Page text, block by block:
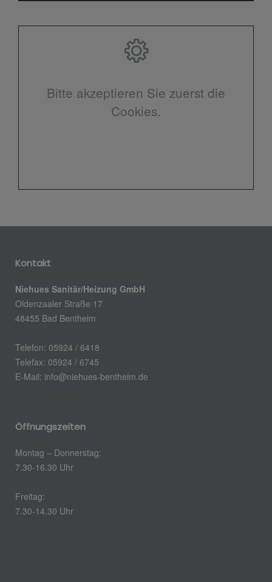
Bitte akzeptieren Sie zuerst die
Cookies.
Kontakt
Niehues Sanitär/Heizung GmbH
Oldenzaaler Straße 17
48455 Bad Bentheim
Telefon: 05924 / 6418
Telefax: 05924 / 6745
E-Mail: info@niehues-bentheim.de
Öffnungszeiten
Montag – Donnerstag:
7.30-16.30 Uhr
Freitag:
7.30-14.30 Uhr